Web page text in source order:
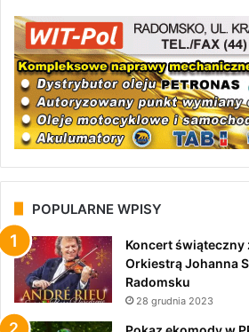
POPULARNE WPISY
Koncert świąteczny
Orkiestrą Johanna
Radomsku
28 grudnia 2023